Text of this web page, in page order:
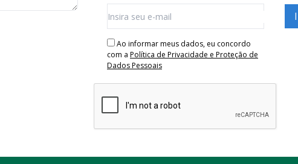
Ao informar meus dados, eu concordo
com a Política de Privacidade e Proteção de
Dados Pessoais